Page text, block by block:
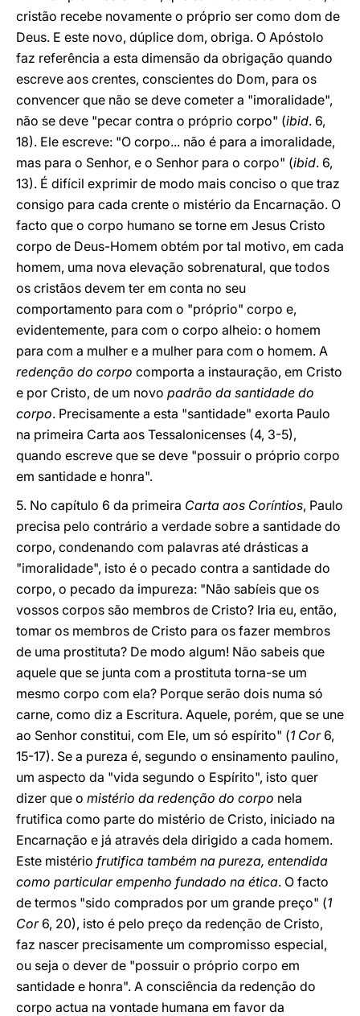
cristão recebe novamente o próprio ser como dom de
Deus. E este novo, dúplice dom, obriga. O Apóstolo
faz referência a esta dimensão da obrigação quando
escreve aos crentes, conscientes do Dom, para os
convencer que não se deve cometer a "imoralidade",
não se deve "pecar contra o próprio corpo" (ibid. 6,
18). Ele escreve: "O corpo... não é para a imoralidade,
mas para o Senhor, e o Senhor para o corpo" (ibid. 6,
13). É difícil exprimir de modo mais conciso o que traz
consigo para cada crente o mistério da Encarnação. O
facto que o corpo humano se torne em Jesus Cristo
corpo de Deus-Homem obtém por tal motivo, em cada
homem, uma nova elevação sobrenatural, que todos
os cristãos devem ter em conta no seu
comportamento para com o "próprio" corpo e,
evidentemente, para com o corpo alheio: o homem
para com a mulher e a mulher para com o homem. A
redenção do corpo comporta a instauração, em Cristo
e por Cristo, de um novo padrão da santidade do
corpo. Precisamente a esta "santidade" exorta Paulo
na primeira Carta aos Tessalonicenses (4, 3-5),
quando escreve que se deve "possuir o próprio corpo
em santidade e honra".
5. No capítulo 6 da primeira Carta aos Coríntios, Paulo
precisa pelo contrário a verdade sobre a santidade do
corpo, condenando com palavras até drásticas a
"imoralidade", isto é o pecado contra a santidade do
corpo, o pecado da impureza: "Não sabíeis que os
vossos corpos são membros de Cristo? Iria eu, então,
tomar os membros de Cristo para os fazer membros
de uma prostituta? De modo algum! Não sabeis que
aquele que se junta com a prostituta torna-se um
mesmo corpo com ela? Porque serão dois numa só
carne, como diz a Escritura. Aquele, porém, que se une
ao Senhor constitui, com Ele, um só espírito" (1 Cor6,
15-17). Se a pureza é, segundo o ensinamento paulino,
um aspecto da "vida segundo o Espírito", isto quer
dizer que o mistério da redenção do corpo nela
frutifica como parte do mistério de Cristo, iniciado na
Encarnação e já através dela dirigido a cada homem.
Este mistério frutifica também na pureza, entendida
como particular empenho fundado na ética. O facto
de termos "sido comprados por um grande preço" (1
Cor6, 20), isto é pelo preço da redenção de Cristo,
faz nascer precisamente um compromisso especial,
ou seja o dever de "possuir o próprio corpo em
santidade e honra". A consciência da redenção do
corpo actua na vontade humana em favor da